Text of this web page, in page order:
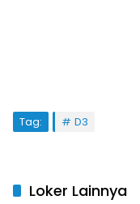
Tag: D3
Loker Lainnya